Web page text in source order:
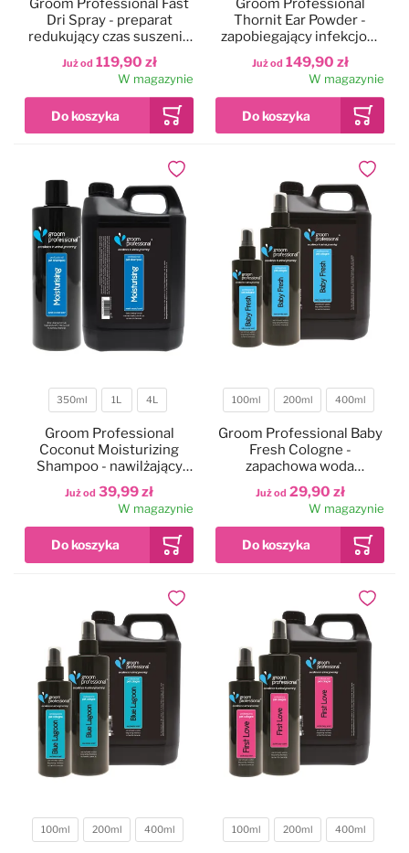
Już od 119,90 zł
Groom Professional Fast
Dri Spray - preparat
redukujący czas suszenia
sierści o 50%, o zapachu
słodkich owoców
W magazynie
Już od 149,90 zł
Groom Professional
Thornit Ear Powder -
zapobiegający infekcjom
puder do uszu, skóry i
odbytu psa, kota i królika
W magazynie
Pojemność
350ml 1L 4L
Już od 39,99 zł
Groom Professional
Coconut Moisturizing
Shampoo - nawilżający
szampon kokosowy,
koncentrat 1:10
W magazynie
Dodaj do ulubionych
Pojemność
100ml 200ml 400ml
Już od 29,90 zł
Groom Professional Baby
Fresh Cologne -
zapachowa woda
toaletowa dla psa
W magazynie
Dodaj
Pojemność
100ml 200ml 400ml
Dodaj do ulubionych
Pojemność
100ml 200ml 400ml
Dodaj